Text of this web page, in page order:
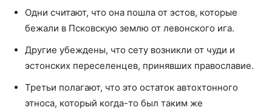
Одни считают, что она пошла от эстов, которые
бежали в Псковскую землю от левонского ига.
Другие убеждены, что сету возникли от чуди и
эстонских переселенцев, принявших православие.
Третьи полагают, что это остаток автохтонного
этноса, который когда-то был таким же